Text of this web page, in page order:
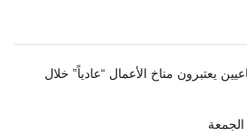
من الصناعيين يعتبرون مناخ الأعمال “عادياً” خلال